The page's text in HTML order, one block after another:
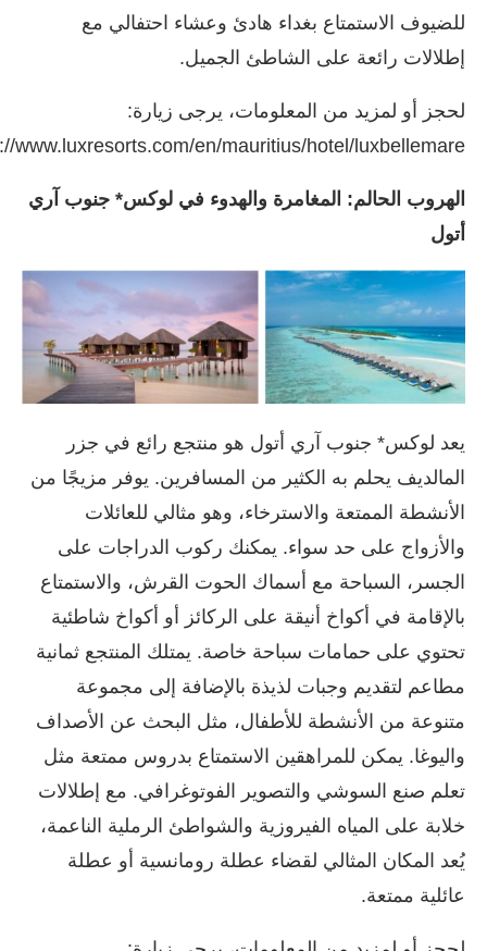
للضيوف الاستمتاع بغداء هادئ وعشاء احتفالي مع
إطلالات رائعة على الشاطئ الجميل.
لحجز أو لمزيد من المعلومات، يرجى زيارة:
www.luxresorts.com/en/mauritius/hotel/luxbellemare
الهروب الحالم: المغامرة والهدوء في لوكس* جنوب آري
أتول
يعد لوكس* جنوب آري أتول هو منتجع رائع في جزر
المالديف يحلم به الكثير من المسافرين. يوفر مزيجًا من
الأنشطة الممتعة والاسترخاء، وهو مثالي للعائلات
والأزواج على حد سواء. يمكنك ركوب الدراجات على
الجسر، السباحة مع أسماك الحوت القرش، والاستمتاع
بالإقامة في أكواخ أنيقة على الركائز أو أكواخ شاطئية
تحتوي على حمامات سباحة خاصة. يمتلك المنتجع ثمانية
مطاعم لتقديم وجبات لذيذة بالإضافة إلى مجموعة
متنوعة من الأنشطة للأطفال، مثل البحث عن الأصداف
واليوغا. يمكن للمراهقين الاستمتاع بدروس ممتعة مثل
تعلم صنع السوشي والتصوير الفوتوغرافي. مع إطلالات
خلابة على المياه الفيروزية والشواطئ الرملية الناعمة،
يُعد المكان المثالي لقضاء عطلة رومانسية أو عطلة
عائلية ممتعة.